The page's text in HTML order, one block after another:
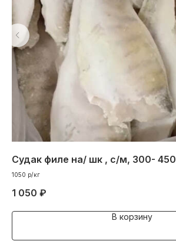
Судак филе на/ шк , с/м, 300- 450
1050 р/кг
1 050 ₽
В корзину